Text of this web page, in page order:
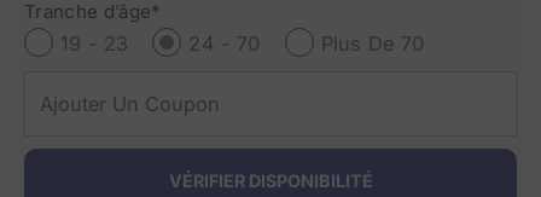
Tranche d’âge*
19 - 23 24 - 70 Plus De 70